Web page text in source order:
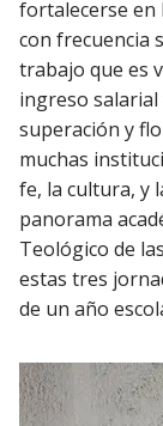
fortalecerse en
con frecuencia
trabajo que es
ingreso
superación y
muchas
fe, la cultura, y
panorama
Teológico de
estas tres
de un año